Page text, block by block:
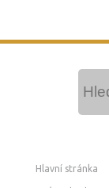
Hlavní stránka